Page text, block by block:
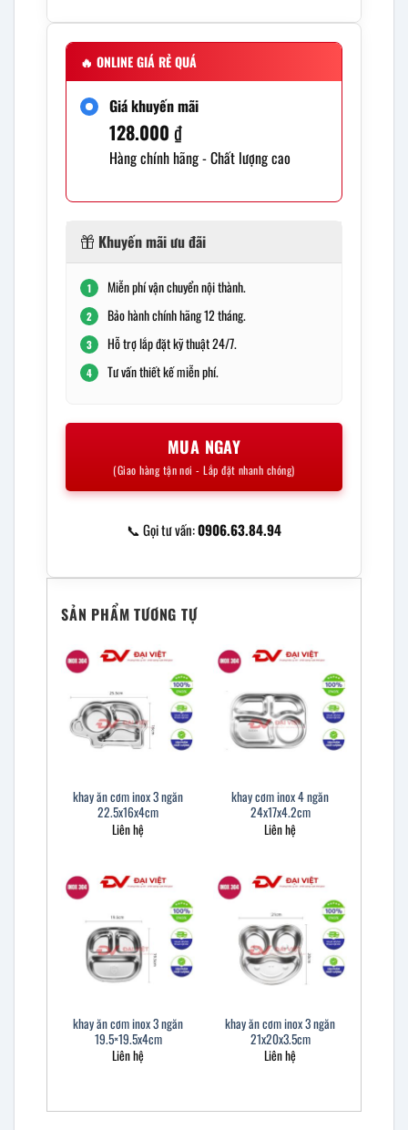
🔥 ONLINE GIÁ RẺ QUÁ
Giá khuyến mãi
128.000 ₫
Hàng chính hãng - Chất lượng cao
Khuyến mãi ưu đãi
1 Miễn phí vận chuyển nội thành.
2 Bảo hành chính hãng 12 tháng.
3 Hỗ trợ lắp đặt kỹ thuật 24/7.
4 Tư vấn thiết kế miễn phí.
MUA NGAY
(Giao hàng tận nơi - Lắp đặt nhanh chóng)
📞 Gọi tư vấn:0906.63.84.94
SẢN PHẨM TƯƠNG TỰ
khay ăn cơm inox 3 ngăn
22.5x16x4cm
Liên hệ
khay cơm inox 4 ngăn
24x17x4.2cm
Liên hệ
khay ăn cơm inox 3 ngăn
19.5×19.5x4cm
Liên hệ
khay ăn cơm inox 3 ngăn
21x20x3.5cm
Liên hệ